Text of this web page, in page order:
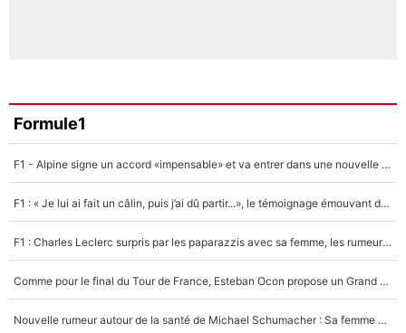
Formule1
F1 - Alpine signe un accord «impensable» et va entrer dans une nouvelle dimension : Grande nouvelle pour Pierre Gasly !
F1 : « Je lui ai fait un câlin, puis j’ai dû partir...», le témoignage émouvant de Max Verstappen sur sa fille
F1 : Charles Leclerc surpris par les paparazzis avec sa femme, les rumeurs étaient vraies !
Comme pour le final du Tour de France, Esteban Ocon propose un Grand Prix de Formule 1 à Paris : «Autour de l’Arc de Triomphe, ce serait génial» !
Nouvelle rumeur autour de la santé de Michael Schumacher : Sa femme Corinna sort du silence